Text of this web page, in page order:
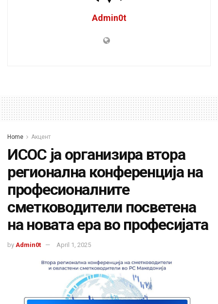
Admin0t
Home Акцент
ИСОС ја организира втора
регионална конференција на
професионалните
сметководители посветена
на новата ера во професијата
by Admin0t April 1, 2025